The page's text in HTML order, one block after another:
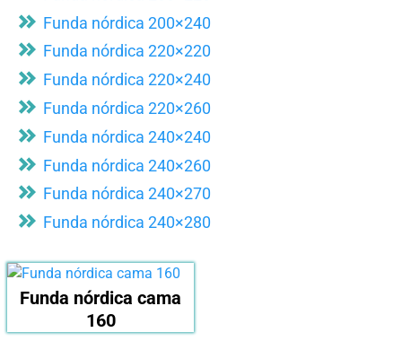
Funda nórdica 200×240
Funda nórdica 220×220
Funda nórdica 220×240
Funda nórdica 220×260
Funda nórdica 240×240
Funda nórdica 240×260
Funda nórdica 240×270
Funda nórdica 240×280
Funda nórdica cama
160